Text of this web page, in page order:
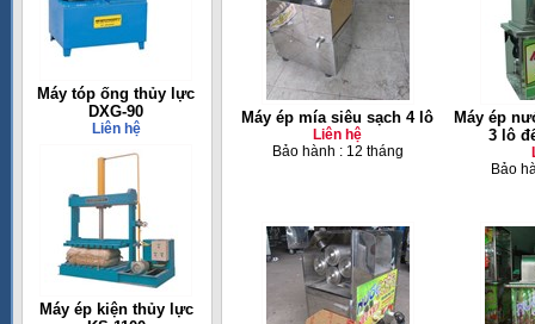
Máy tóp ống thủy lực
DXG-90
Liên hệ
Máy ép kiện thủy lực
Máy ép mía siêu sạch 4 lô
Liên hệ
Bảo hành : 12 tháng
Máy ép
3 lô
Bảo